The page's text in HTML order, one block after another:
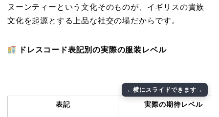
ヌーンティーという文化そのものが、イギリスの貴族
文化を起源とする上品な社交の場だからです。
ドレスコード表記別の実際の服装レベル
表記 実際の期待レベル